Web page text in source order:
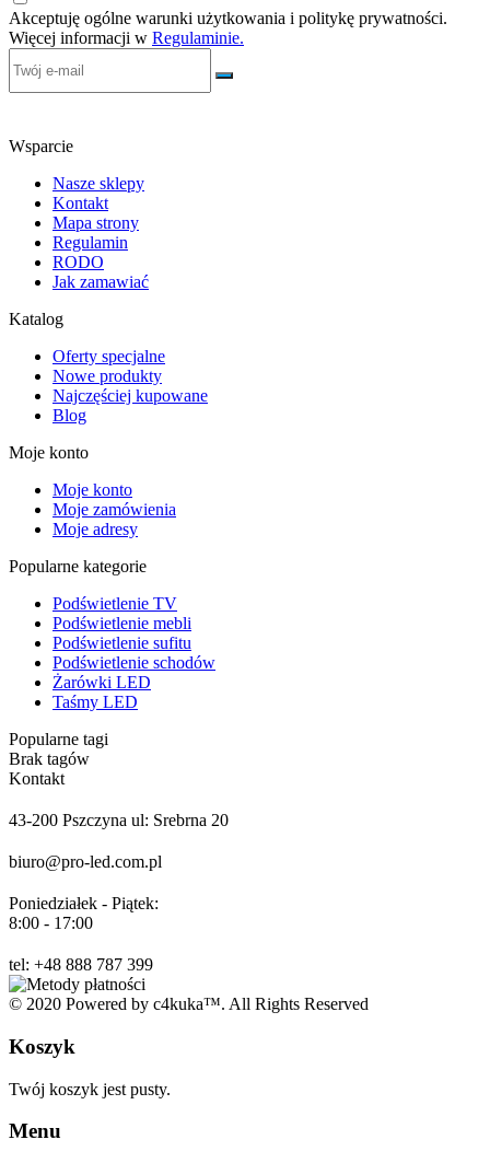
Akceptuję ogólne warunki użytkowania i politykę prywatności.
Więcej informacji w Regulaminie.
Wsparcie
Nasze sklepy
Kontakt
Mapa strony
Regulamin
RODO
Jak zamawiać
Katalog
Oferty specjalne
Nowe produkty
Najczęściej kupowane
Blog
Moje konto
Moje konto
Moje zamówienia
Moje adresy
Popularne kategorie
Podświetlenie TV
Podświetlenie mebli
Podświetlenie sufitu
Podświetlenie schodów
Żarówki LED
Taśmy LED
Popularne tagi
Brak tagów
Kontakt
43-200 Pszczyna ul: Srebrna 20
biuro@pro-led.com.pl
Poniedziałek - Piątek:
8:00 - 17:00
tel: +48 888 787 399
© 2020 Powered by c4kuka™. All Rights Reserved
Koszyk
Twój koszyk jest pusty.
Menu